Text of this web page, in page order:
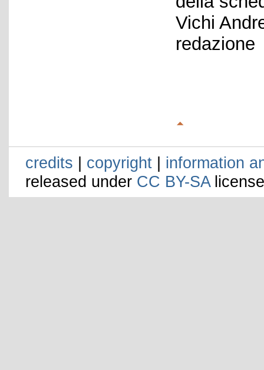
Vichi
redazione
credits | copyright | information
released under CC BY-SA